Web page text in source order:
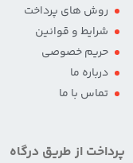
روش های پرداخت
شرایط و قوانین
حریم خصوصی
درباره ما
تماس با ما
پرداخت از طریق درگاه